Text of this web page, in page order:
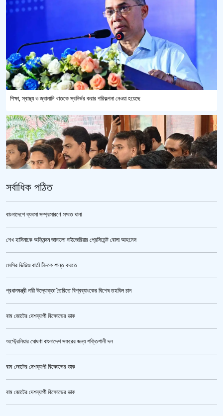
শিক্ষা, স্বাস্থ্য ও জ্বালানি খাতকে স্বনির্ভর করার পরিকল্পনা নেওয়া হয়েছে
ভারতকে ভয় পেয়েই কি ফেলানী ও মোদিবিরোধী আন্দোলনের ছবি সরানো হয়েছে?’
সর্বাধিক পঠিত
বাংলাদেশে ব্যবসা সম্প্রসারণে সম্মত ঘানা
শেখ হাসিনাকে অভিনন্দন জানালো নাইজেরিয়ার প্রেসিডেন্ট বোলা আহমেদ
মেসির ভিডিও বার্তা চীনকে শান্ত করতে
প্রধানমন্ত্রী নারী উদ্যোক্তা তৈরিতে বিশ্বব্যাংকের বিশেষ তহবিল চান
বাম জোটের দেশব্যাপী বিক্ষোভের ডাক
অস্ট্রেলিয়ার ঘোষণা বাংলাদেশ সফরের জন্য শক্তিশালী দল
বাম জোটের দেশব্যাপী বিক্ষোভের ডাক
বাম জোটের দেশব্যাপী বিক্ষোভের ডাক